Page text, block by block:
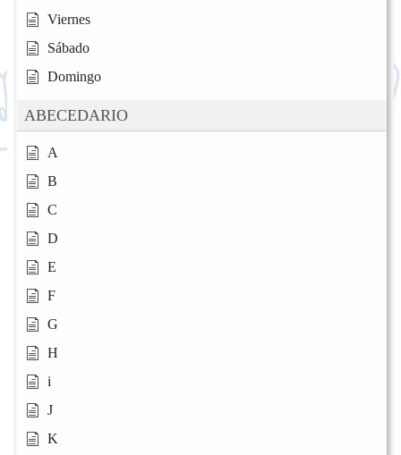
Viernes
Sábado
Domingo
ABECEDARIO
A
B
C
D
E
F
G
H
i
J
K